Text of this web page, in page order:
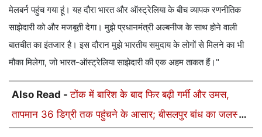
मेलबर्न पहुंच गया हूं। यह दौरा भारत और ऑस्ट्रेलिया के बीच व्यापक रणनीतिक
साझेदारी को और मजबूती देगा। मुझे प्रधानमंत्री अल्बनीज के साथ होने वाली
बातचीत का इंतजार है। इस दौरान मुझे भारतीय समुदाय के लोगों से मिलने का भी
मौका मिलेगा, जो भारत-ऑस्ट्रेलिया साझेदारी की एक अहम ताकत हैं।"
Also Read -टोंक में बारिश के बाद फिर बढ़ी गर्मी और उमस,
तापमान 36 डिग्री तक पहुंचने के आसार; बीसलपुर बांध का जलस्तर